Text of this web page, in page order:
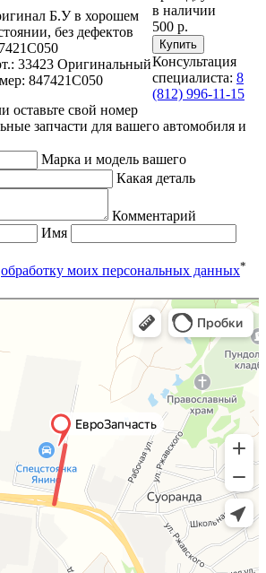
Б.У в хорошем
без дефектов
33423 Оригинальный
847421C050
в наличии
500 р.
Консультация
специалиста: 8
(812) 996-11-15
оставьте свой номер
запчасти для вашего автомобиля и
Марка и модель вашего
Какая деталь
Комментарий
Имя
обработку моих персональных данных*
адресов, городской транспорт